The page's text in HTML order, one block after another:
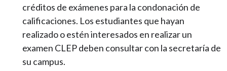
créditos de exámenes para la condonación de
calificaciones. Los estudiantes que hayan
realizado o estén interesados en realizar un
examen CLEP deben consultar con la secretaría de
su campus.